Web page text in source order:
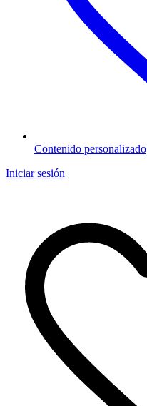
Contenido personalizado
Iniciar sesión